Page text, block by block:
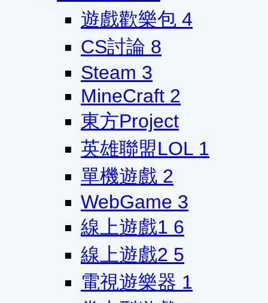
遊戲歡樂包 4
CS討論 8
Steam 3
MineCraft 2
東方Project
英雄聯盟LOL 1
單機遊戲 2
WebGame 3
線上遊戲1 6
線上遊戲2 5
電視遊樂器 1